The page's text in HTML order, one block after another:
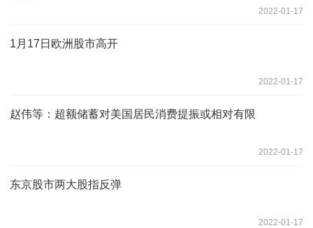
2022-01-17
1月17日欧洲股市高开
2022-01-17
赵伟等：超额储蓄对美国居民消费提振或相对有限
2022-01-17
东京股市两大股指反弹
2022-01-17